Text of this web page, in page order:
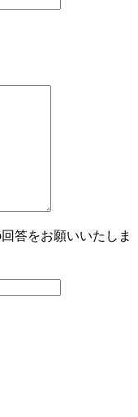
答をお願いいたしま